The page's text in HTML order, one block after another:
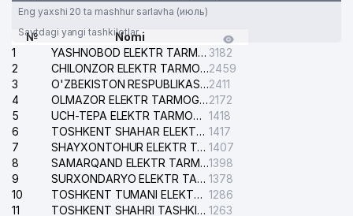
Eng yaxshi 20 ta mashhur sarlavha (июль)
Saytdagi yangi tashkilotlar
№
Nomi
1
YASHNOBOD ELEKTR TARMOG'I NOSOZLIKLARI XIZMATI 3182
2
CHILONZOR ELEKTR TARMOG'I NOSOZLIK XIZMATI2459
3
O'ZBEKISTON RESPUBLIKASI BOSH PROKURATURASI ISHONCH TELEFONI2411
4
OLMAZOR ELEKTR TARMOG'I NOSOZLIKLARI XIZMATI2172
5
UCH-TEPA ELEKTR TARMOG'I NOSOZLIKLARI XIZMATI 1418
6
TOSHKENT SHAHAR ELEKTR TARMOQLARI KORXONASI AJ 1417
7
SHAYXONTOHUR ELEKTR TARMOG'I NOSOZLIKLARINI TUZATISH XIZMATI 1407
8
SAMARQAND ELEKTR TARMOQLARI AJ1398
9
SURXONDARYO ELEKTR TARMOQLARI AJ 1378
10
TOSHKENT TUMANI ELEKTR TARMOG'I AVARIYA XIZMATI 1286
11
TOSHKENT SHAHRI TASHKILOT TELEFONLARI HAQIDA MA'LUMOT BYUROSI 1263